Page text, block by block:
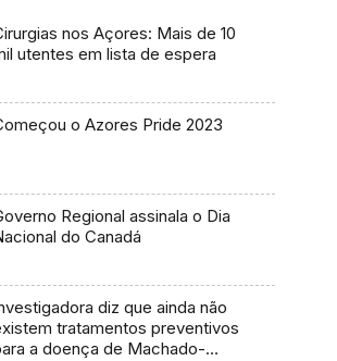
nos Açores: Mais de 10
utentes em lista de espera
o Azores Pride 2023
Regional assinala o Dia
do Canadá
diz que ainda não
tratamentos preventivos
a doença de Machado-